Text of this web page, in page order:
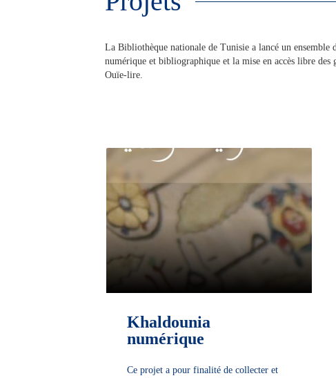
La Bibliothèque nationale de Tunisie a lancé un
numérique et bibliographique et la mise en accès libre
Ouïe-lire.
Khaldounia
numérique
Ce projet a pour finalité de collecter et